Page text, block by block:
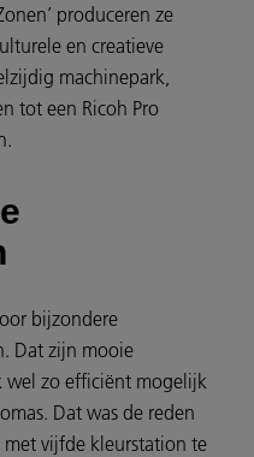
produceren ze
en creatieve
machinepark,
tot een Ricoh Pro
bijzondere
Dat zijn mooie
zo efficiënt mogelijk
Dat was de reden
vijfde kleurstation te